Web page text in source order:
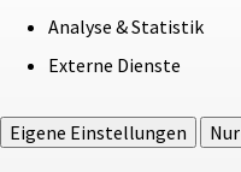
Analyse & Statistik
Externe Dienste
Eigene Einstellungen